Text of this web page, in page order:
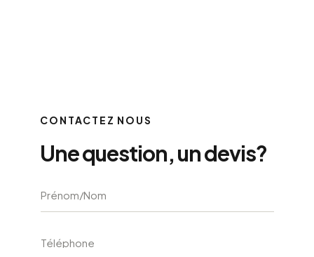
CONTACTEZ NOUS
Une question, un devis?